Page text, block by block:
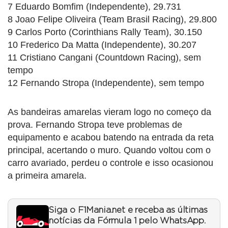
7 Eduardo Bomfim (Independente), 29.731
8 Joao Felipe Oliveira (Team Brasil Racing), 29.800
9 Carlos Porto (Corinthians Rally Team), 30.150
10 Frederico Da Matta (Independente), 30.207
11 Cristiano Cangani (Countdown Racing), sem
tempo
12 Fernando Stropa (Independente), sem tempo
As bandeiras amarelas vieram logo no começo da
prova. Fernando Stropa teve problemas de
equipamento e acabou batendo na entrada da reta
principal, acertando o muro. Quando voltou com o
carro avariado, perdeu o controle e isso ocasionou
a primeira amarela.
Siga o F1Mania.net e receba as últimas
notícias da Fórmula 1 pelo WhatsApp.